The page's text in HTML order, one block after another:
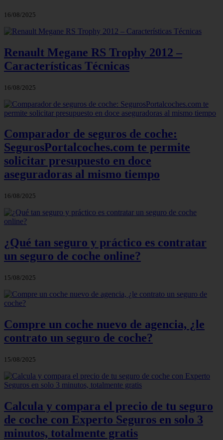
16/08/2025
Renault Megane RS Trophy 2012 –
Características Técnicas
16/08/2025
Comparador de seguros de coche:
SegurosPortalcoches.com te permite
solicitar presupuesto en doce
aseguradoras al mismo tiempo
16/08/2025
¿Qué tan seguro y práctico es contratar
un seguro de coche online?
15/08/2025
Compre un coche nuevo de agencia, ¿le
contrato un seguro de coche?
15/08/2025
Calcula y compara el precio de tu seguro
de coche con Experto Seguros en solo 3
minutos, totalmente gratis